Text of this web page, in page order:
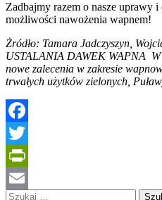
Zadbajmy razem o nasze uprawy
możliwości nawożenia wapnem!
Żródło: Tamara Jadczyszyn,
USTALANIA DAWEK WAPNA
nowe zalecenia w zakresie
trwałych użytków zielonych,
Facebook
Twitter
PrintFriendly
Szukaj: